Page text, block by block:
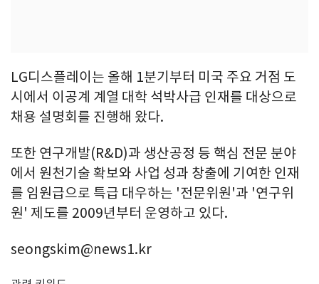
LG디스플레이는 올해 1분기부터 미국 주요 거점 도
시에서 이공계 계열 대학 석박사급 인재를 대상으로
채용 설명회를 진행해 왔다.
또한 연구개발(R&D)과 생산공정 등 핵심 전문 분야
에서 원천기술 확보와 사업 성과 창출에 기여한 인재
를 임원급으로 특급 대우하는 '전문위원'과 '연구위
원' 제도를 2009년부터 운영하고 있다.
seongskim@news1.kr